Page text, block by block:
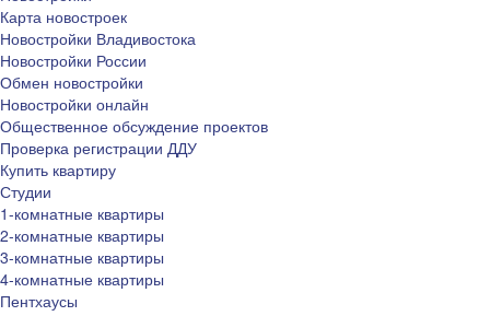
Карта новостроек
Новостройки Владивостока
Новостройки России
Обмен новостройки
Новостройки онлайн
Общественное обсуждение проектов
Проверка регистрации ДДУ
Купить квартиру
Студии
1-комнатные квартиры
2-комнатные квартиры
3-комнатные квартиры
4-комнатные квартиры
Пентхаусы